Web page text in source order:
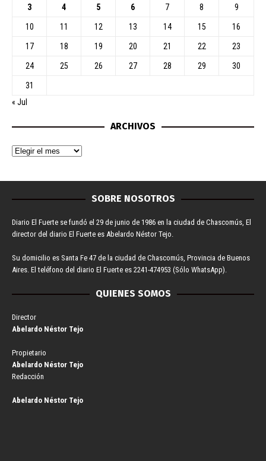
3 4 5 6 7 8 9
10 11 12 13 14 15 16
17 18 19 20 21 22 23
24 25 26 27 28 29 30
31
« Jul
ARCHIVOS
SOBRE NOSOTROS
Diario El Fuerte se fundó el 29 de junio de 1986 en la ciudad de Chascomús, El
director del diario El Fuerte es Abelardo Néstor Tejo.
Su domicilio es Santa Fe 47 de la ciudad de Chascomús, Provincia de Buenos
Aires. El teléfono del diario El Fuerte es 2241-474953 (Sólo WhatsApp).
QUIENES SOMOS
Director
Abelardo Néstor Tejo
Propietario
Abelardo Néstor Tejo
Redacción
Abelardo Néstor Tejo